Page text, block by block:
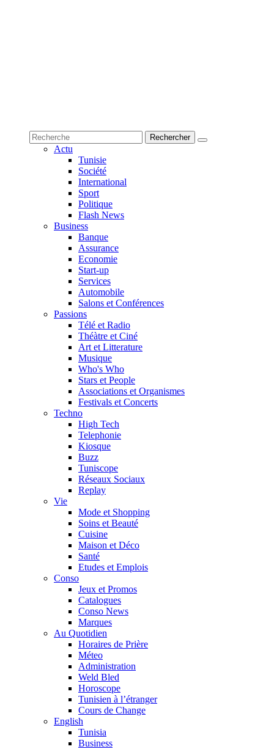
Actu
Tunisie
Société
International
Sport
Politique
Flash News
Business
Banque
Assurance
Economie
Start-up
Services
Automobile
Salons et Conférences
Passions
Télé et Radio
Théàtre et Ciné
Art et Litterature
Musique
Who's Who
Stars et People
Associations et Organismes
Festivals et Concerts
Techno
High Tech
Telephonie
Kiosque
Buzz
Tuniscope
Réseaux Sociaux
Replay
Vie
Mode et Shopping
Soins et Beauté
Cuisine
Maison et Déco
Santé
Etudes et Emplois
Conso
Jeux et Promos
Catalogues
Conso News
Marques
Au Quotidien
Horaires de Prière
Méteo
Administration
Weld Bled
Horoscope
Tunisien à l’étranger
Cours de Change
English
Tunisia
Business